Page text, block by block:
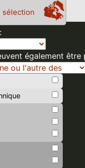
sélection
également